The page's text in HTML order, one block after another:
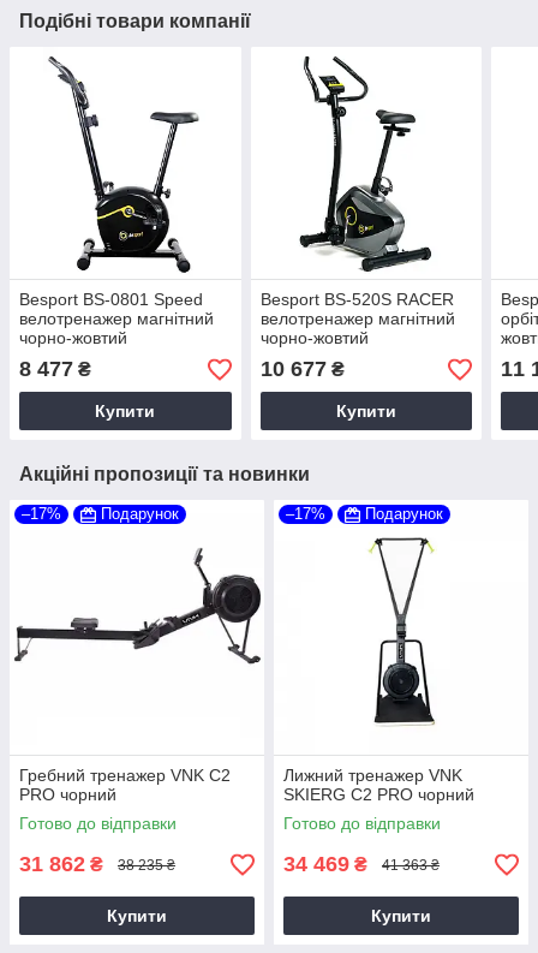
Подібні товари компанії
Besport BS-0801 Speed
велотренажер магнітний
чорно-жовтий
8 477 ₴
Купити
Besport BS-520S RACER
велотренажер магнітний
чорно-жовтий
10 677₴
Купити
11
Акційні пропозиції та новинки
–17% Подарунок
Гребний тренажер VNK C2
PRO чорний
Готово до відправки
31 862 ₴ 38 235 ₴
Купити
–17% Подарунок
Лижний тренажер VNK
SKIERG C2 PRO чорний
Готово до відправки
34 469 ₴ 41 363 ₴
Купити